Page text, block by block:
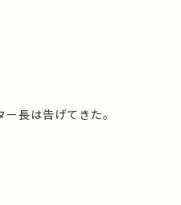
長は告げてきた。